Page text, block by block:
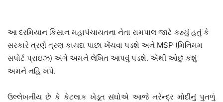
આ દરમિયાન કિસાન મહાપંચાયતના નેતા રામપાલ જાટે કહ્યું હતું કે
સરકારે ત્રણે ત્રણ કાયદા પાછા ખેંચવા પડશે અને MSP (મિનિમમ
સપોર્ટ પ્રાઇઝ) અંગે અમને લેખિત આપવું પડશે. એથી ઓછું કશું
અમને નહિ ખપે.
ઉલ્લેખનીય છે કે કેટલાક ખેડૂત સંઘોએ આજે નરેન્દ્ર મોદીનું પુતળું